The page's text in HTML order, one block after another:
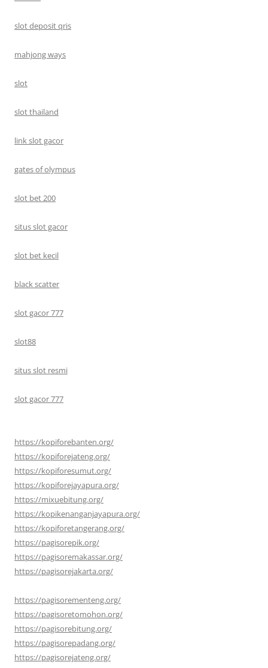
slot deposit qris
mahjong ways
slot
slot thailand
link slot gacor
gates of olympus
slot bet 200
situs slot gacor
slot bet kecil
black scatter
slot gacor 777
slot88
situs slot resmi
slot gacor 777
https://kopiforebanten.org/
https://kopiforejateng.org/
https://kopiforesumut.org/
https://kopiforejayapura.org/
https://mixuebitung.org/
https://kopikenanganjayapura.org/
https://kopiforetangerang.org/
https://pagisorepik.org/
https://pagisoremakassar.org/
https://pagisorejakarta.org/
https://pagisorementeng.org/
https://pagisoretomohon.org/
https://pagisorebitung.org/
https://pagisorepadang.org/
https://pagisorejateng.org/